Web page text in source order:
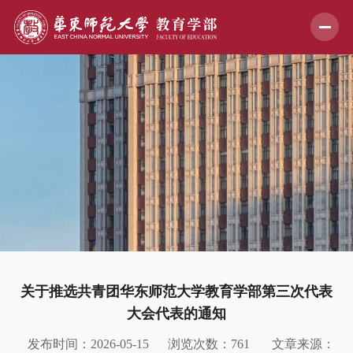
关于推选共青团华东师范大学教育学部第三次代表
大会代表的通知
发布时间：2026-05-15 浏览次数： 761 文章来源：